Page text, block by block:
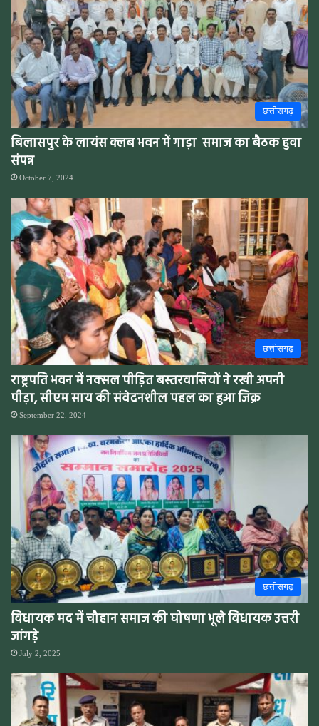
छत्तीसगढ़
बिलासपुर के लायंस क्लब भवन में गाड़ा समाज का बैठक हुवा
संपन्न
October 7, 2024
छत्तीसगढ़
राष्ट्रपति भवन में नक्सल पीड़ित बस्तरवासियों ने रखी अपनी
पीड़ा, सीएम साय की संवेदनशील पहल का हुआ जिक्र
September 22, 2024
छत्तीसगढ़
विधायक मद में चौहान समाज की घोषणा भूले विधायक उत्तरी
जांगड़े
July 2, 2025